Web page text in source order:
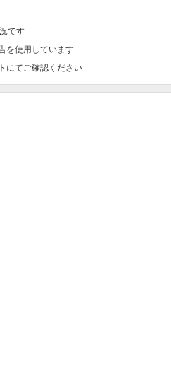
です
を使用しています
にてご確認ください